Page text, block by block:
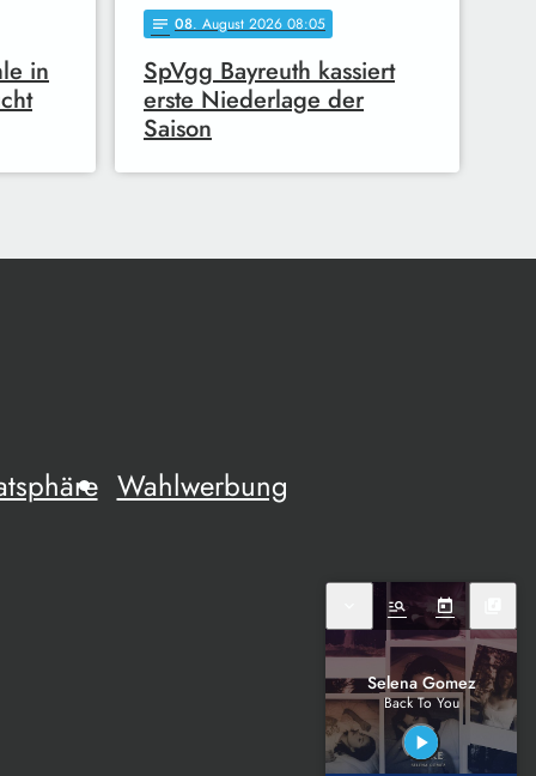
in
notes 08. August 2026 08:05
SpVgg Bayreuth kassiert
erste Niederlage der
Saison
Wahlwerbung
manage_search today
Selena Gomez
Back To You
play_arrow